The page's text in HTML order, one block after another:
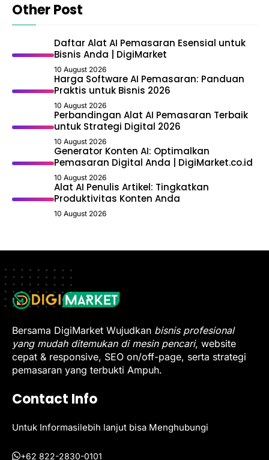
Other Post
Daftar Alat AI Pemasaran Esensial untuk
Bisnis Anda | DigiMarket
10 August 2026
Harga Software AI Pemasaran: Panduan
Praktis untuk Bisnis 2026
10 August 2026
Perbandingan Alat AI Pemasaran Terbaik
untuk Strategi Digital 2026
10 August 2026
Generator Konten AI: Optimalkan
Pemasaran Digital Anda | DigiMarket.co.id
10 August 2026
Alat AI Penulis Artikel: Tingkatkan
Produktivitas Konten Anda
10 August 2026
Bersama DigiMarket Wujudkan bisnis profesional
yang mudah ditemukan di mesin pencari, website
cepat & responsive, SEO on/off-page, serta strategi
pemasaran yang terbukti Ampuh.
Contact Info
Untuk Informasilebih lanjut bisa Menghubungi
+62 822-2830-0101